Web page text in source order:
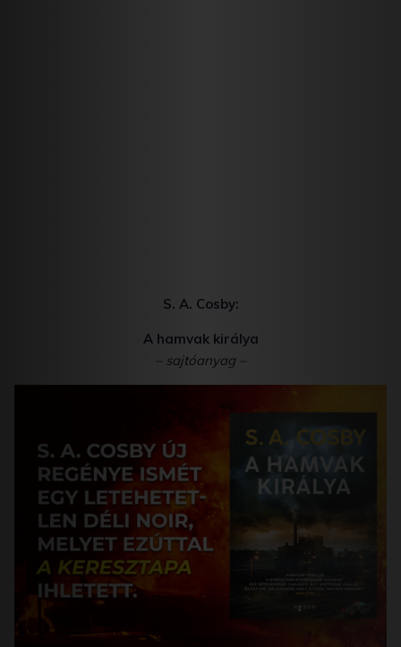
S. A. Cosby:
A hamvak királya
– sajtóanyag –